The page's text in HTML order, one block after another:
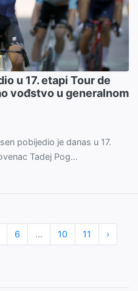
u 17. etapi Tour de
vođstvo u generalnom
pobijedio je danas u 17.
Tadej Pog...
6 ... 10 11 ›